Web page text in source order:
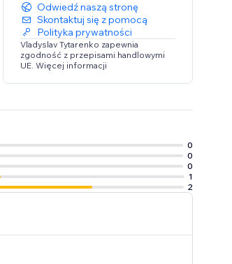
Odwiedź naszą stronę
Skontaktuj się z pomocą
Polityka prywatności
Vladyslav Tytarenko zapewnia
zgodność z przepisami handlowymi
UE. Więcej informacji
0
0
0
1
2